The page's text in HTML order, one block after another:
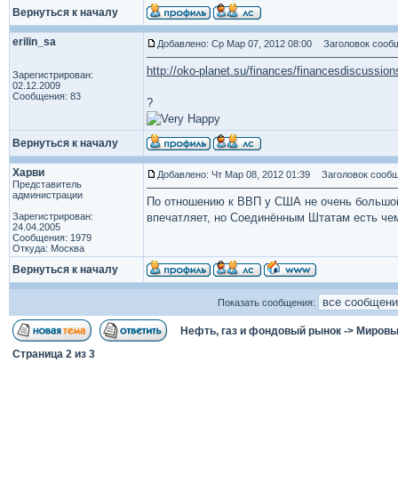
Вернуться к началу
erilin_sa
Зарегистрирован:
02.12.2009
Сообщения: 83
Добавлено: Ср Мар 07, 2012 08:00 Заголовок
http://oko-planet.su/finances/
?
Вернуться к началу
Харви
Представитель
администрации
Зарегистрирован:
24.04.2005
Сообщения: 1979
Откуда: Москва
Добавлено: Чт Мар 08, 2012 01:39 Заголовок
По отношению к ВВП у США не очень
впечатляет, но Соединённым Штатам есть
Вернуться к началу
Показать сообщения:
Нефть, газ и фондовый рынок ->
Страница 2 из 3